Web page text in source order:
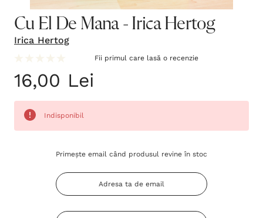
Cu El De Mana - Irica Hertog
Irica Hertog
Fii primul care lasă o recenzie
16,00 Lei
Indisponibil
Primește email când produsul revine în stoc